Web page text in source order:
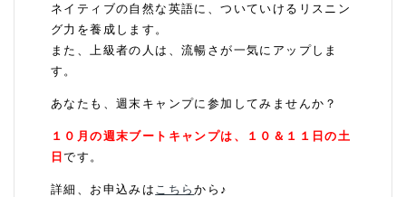
ネイティブの自然な英語に、ついていけるリスニン
グ力を養成します。
また、上級者の人は、流暢さが一気にアップしま
す。
あなたも、週末キャンプに参加してみませんか？
１０月の週末ブートキャンプは、１０＆１１日の土
日です。
詳細、お申込みは こちらから♪